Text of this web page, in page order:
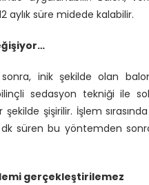
aylık süre midede kalabilir.
inik şekilde olan
sedasyon tekniği ile
şişirilir. İşlem
süren bu yöntemden
gerçekleştirilemez